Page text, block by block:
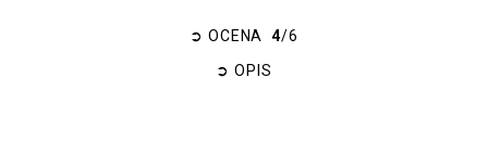
➲ OCENA 4/6
➲ OPIS